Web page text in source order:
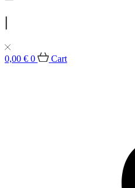
|
0,00 € 0 Cart